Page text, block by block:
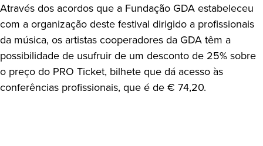
Através dos acordos que a Fundação GDA estabeleceu
com a organização deste festival dirigido a profissionais
da música, os artistas cooperadores da GDA têm a
possibilidade de usufruir de um desconto de 25% sobre
o preço do PRO Ticket, bilhete que dá acesso às
conferências profissionais, que é de € 74,20.